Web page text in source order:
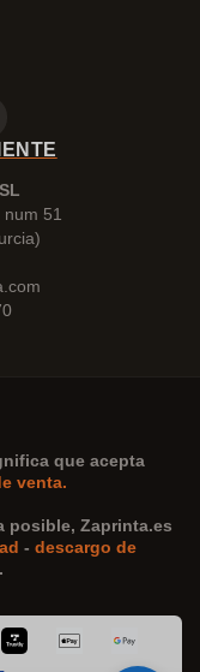
51
que acepta
venta.
posible, Zaprinta.es
- descargo de
.